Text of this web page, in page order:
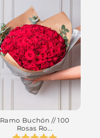
Ramo Buchón // 100
Rosas Ro...